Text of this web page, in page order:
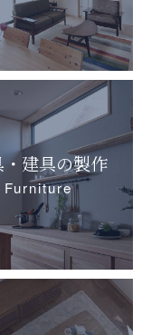
建具の製作
Furniture